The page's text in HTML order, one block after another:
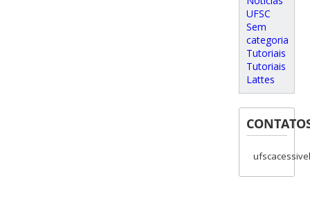
UFSC
Sem
categoria
Tutoriais
Tutoriais
Lattes